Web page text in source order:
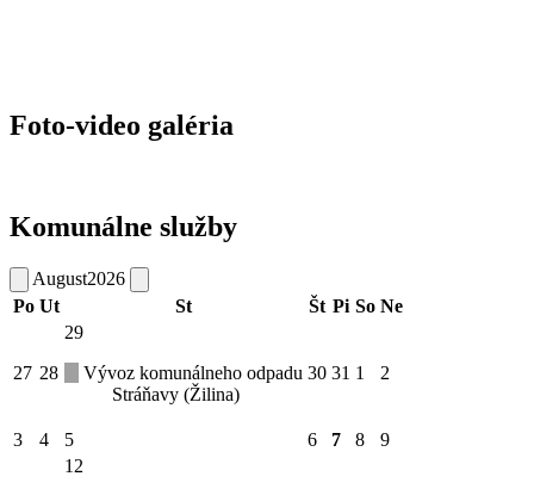
Foto-video galéria
Komunálne služby
August2026
Po Ut St Št Pi So Ne
27 28
29
Vývoz komunálneho odpadu
Stráňavy (Žilina)
30 31 1 2
3 4 5 6 7 8 9
12